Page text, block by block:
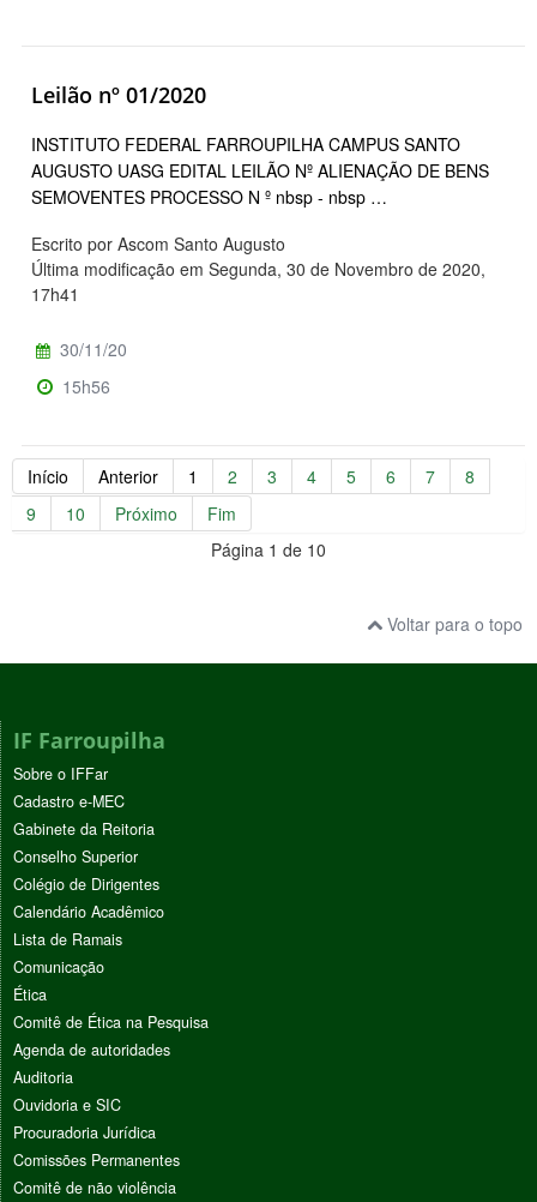
Leilão nº 01/2020
INSTITUTO FEDERAL FARROUPILHA CAMPUS SANTO
AUGUSTO UASG EDITAL LEILÃO Nº ALIENAÇÃO DE BENS
SEMOVENTES PROCESSO N º nbsp - nbsp …
Escrito por Ascom Santo Augusto
Última modificação em Segunda, 30 de Novembro de 2020,
17h41
30/11/20
15h56
Início Anterior 1 2 3 4 5 6 7
8
9
10 Próximo
Fim
Página 1 de 10
Voltar para o topo
IF Farroupilha
Sobre o IFFar
Cadastro e-MEC
Gabinete da Reitoria
Conselho Superior
Colégio de Dirigentes
Calendário Acadêmico
Lista de Ramais
Comunicação
Ética
Comitê de Ética na Pesquisa
Agenda de autoridades
Auditoria
Ouvidoria e SIC
Procuradoria Jurídica
Comissões Permanentes
Comitê de não violência